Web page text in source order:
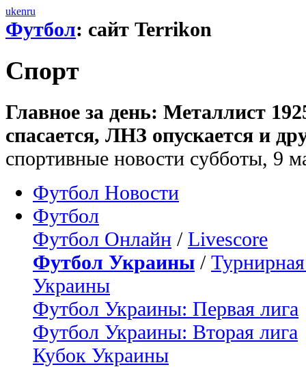
ukenru
Футбол: сайт Terrikon
Спорт
Главное за день: Металлист
спасается, ЛНЗ опускается и
спортивные новости субботы, 9
Футбол Новости
Футбол
Футбол Онлайн / Livescore
Футбол Украины /
Украины
Футбол Украины: Первая лига
Футбол Украины: Вторая лига
Кубок Украины